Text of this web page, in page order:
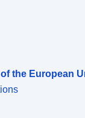
120066022-
the European